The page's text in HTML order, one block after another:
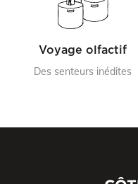
Voyage olfactif
Des senteurs inédites